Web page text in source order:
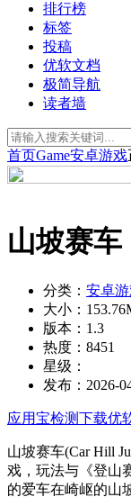
排行榜
标签
投稿
优软文档
极简导航
读者墙
首页Game安卓游戏
山坡赛车
分类： 安卓
大小：
版本： 1.3
热度： 8451
星级：
发布： 2026-
应用宝检测下载优
山坡赛车(Car Hill
戏，玩法与《登山
的爱车在崎岖的山